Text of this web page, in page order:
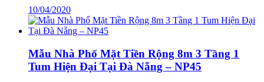
10/04/2020
Mẫu Nhà Phố Mặt Tiền Rộng 8m 3 Tầng 1
Tum Hiện Đại Tại Đà Nẵng – NP45